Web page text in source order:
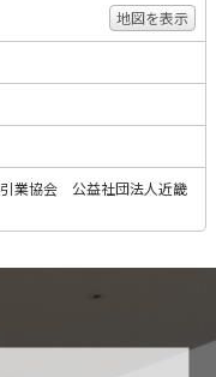
地図を表示
業協会 公益社団法人近畿